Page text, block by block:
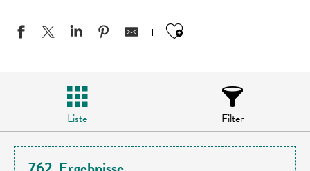
Ajouter aux
Liste Filter